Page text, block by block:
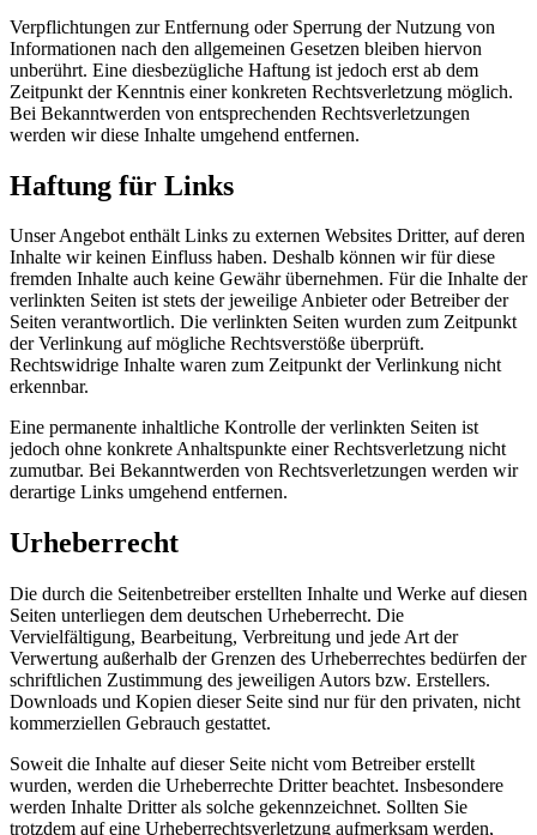
Verpflichtungen zur Entfernung oder Sperrung der Nutzung von
Informationen nach den allgemeinen Gesetzen bleiben hiervon
unberührt. Eine diesbezügliche Haftung ist jedoch erst ab dem
Zeitpunkt der Kenntnis einer konkreten Rechtsverletzung möglich.
Bei Bekanntwerden von entsprechenden Rechtsverletzungen
werden wir diese Inhalte umgehend entfernen.
Haftung für Links
Unser Angebot enthält Links zu externen Websites Dritter, auf deren
Inhalte wir keinen Einfluss haben. Deshalb können wir für diese
fremden Inhalte auch keine Gewähr übernehmen. Für die Inhalte der
verlinkten Seiten ist stets der jeweilige Anbieter oder Betreiber der
Seiten verantwortlich. Die verlinkten Seiten wurden zum Zeitpunkt
der Verlinkung auf mögliche Rechtsverstöße überprüft.
Rechtswidrige Inhalte waren zum Zeitpunkt der Verlinkung nicht
erkennbar.
Eine permanente inhaltliche Kontrolle der verlinkten Seiten ist
jedoch ohne konkrete Anhaltspunkte einer Rechtsverletzung nicht
zumutbar. Bei Bekanntwerden von Rechtsverletzungen werden wir
derartige Links umgehend entfernen.
Urheberrecht
Die durch die Seitenbetreiber erstellten Inhalte und Werke auf diesen
Seiten unterliegen dem deutschen Urheberrecht. Die
Vervielfältigung, Bearbeitung, Verbreitung und jede Art der
Verwertung außerhalb der Grenzen des Urheberrechtes bedürfen der
schriftlichen Zustimmung des jeweiligen Autors bzw. Erstellers.
Downloads und Kopien dieser Seite sind nur für den privaten, nicht
kommerziellen Gebrauch gestattet.
Soweit die Inhalte auf dieser Seite nicht vom Betreiber erstellt
wurden, werden die Urheberrechte Dritter beachtet. Insbesondere
werden Inhalte Dritter als solche gekennzeichnet. Sollten Sie
trotzdem auf eine Urheberrechtsverletzung aufmerksam werden,